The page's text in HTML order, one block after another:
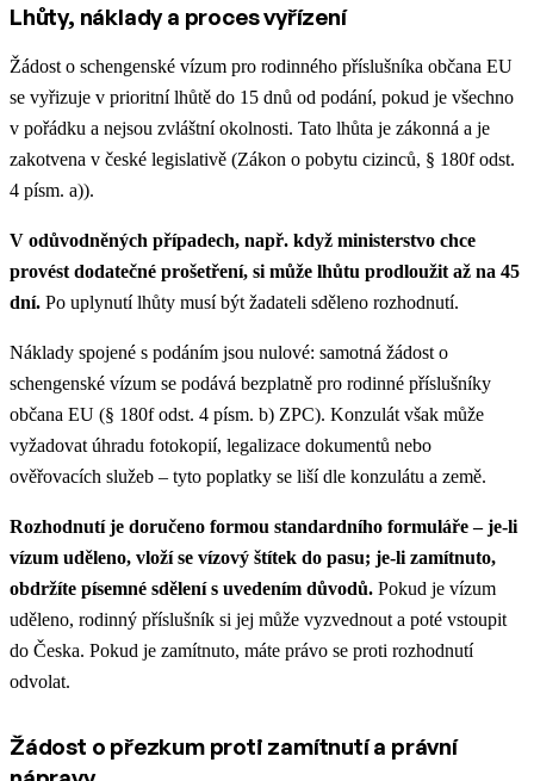
Lhůty, náklady a proces vyřízení
Žádost o schengenské vízum pro rodinného příslušníka občana EU
se vyřizuje v prioritní lhůtě do 15 dnů od podání, pokud je všechno
v pořádku a nejsou zvláštní okolnosti. Tato lhůta je zákonná a je
zakotvena v české legislativě (Zákon o pobytu cizinců, § 180f odst.
4 písm. a)).
V odůvodněných případech, např. když ministerstvo chce
provést dodatečné prošetření, si může lhůtu prodloužit až na 45
dní. Po uplynutí lhůty musí být žadateli sděleno rozhodnutí.
Náklady spojené s podáním jsou nulové: samotná žádost o
schengenské vízum se podává bezplatně pro rodinné příslušníky
občana EU (§ 180f odst. 4 písm. b) ZPC). Konzulát však může
vyžadovat úhradu fotokopií, legalizace dokumentů nebo
ověřovacích služeb – tyto poplatky se liší dle konzulátu a země.
Rozhodnutí je doručeno formou standardního formuláře – je-li
vízum uděleno, vloží se vízový štítek do pasu; je-li zamítnuto,
obdržíte písemné sdělení s uvedením důvodů. Pokud je vízum
uděleno, rodinný příslušník si jej může vyzvednout a poté vstoupit
do Česka. Pokud je zamítnuto, máte právo se proti rozhodnutí
odvolat.
Žádost o přezkum proti zamítnutí a právní